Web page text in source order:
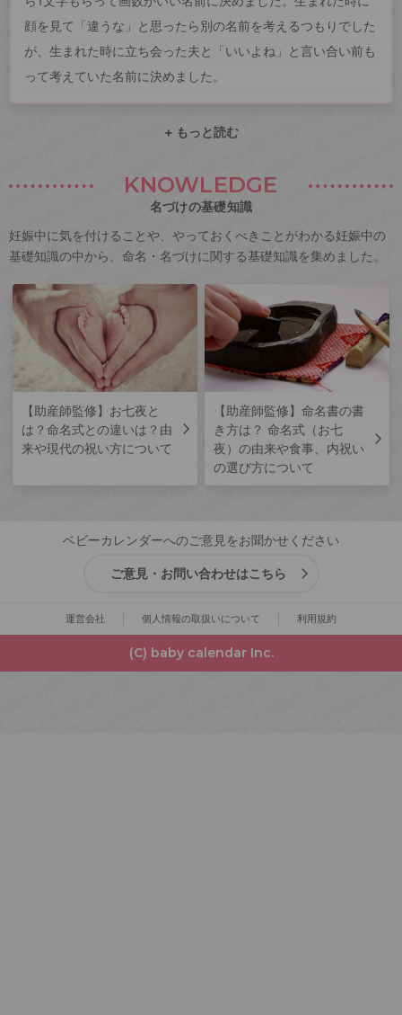
顔を見て「違うな」と思ったら別の名前を考えるつもりでした
が、生まれた時に立ち会った夫と「いいよね」と言い合い前も
って考えていた名前に決めました。
+ もっと読む
KNOWLEDGE
名づけの基礎知識
妊娠中に気を付けることや、やっておくべきことがわかる妊娠中の
基礎知識の中から、命名・名づけに関する基礎知識を集めました。
【助産師監修】お七夜と
は？命名式との違いは？由
来や現代の祝い方について
【助産師監修】命名書の書
き方は？ 命名式（お七
夜）の由来や食事、内祝い
の選び方について
ベビーカレンダーへのご意見をお聞かせください
ご意見・お問い合わせはこちら
運営会社 個人情報の取扱いについて 利用規約
(C) baby calendar Inc.